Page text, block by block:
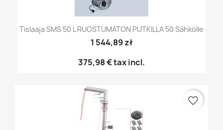
Tislaaja SMS 50 L RUOSTUMATON PUTKILLA 50 Sähkölle
1 544,89 zł
375,98 €tax incl.
favorite_border